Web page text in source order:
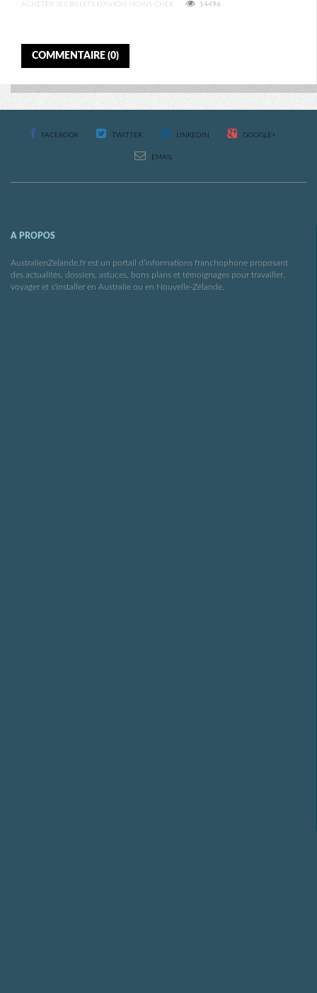
ACHETER SES BILLETS D’AVION MOINS CHER
14496
COMMENTAIRE (0)
FACEBOOK TWITTER LINKEDIN GOOGLE+
EMAIL
A PROPOS
AustralienZelande.fr est un portail d’informations franchophone proposant
des actualités, dossiers, astuces, bons plans et témoignages pour travailler,
voyager et s'installer en Australie ou en Nouvelle-Zélande.